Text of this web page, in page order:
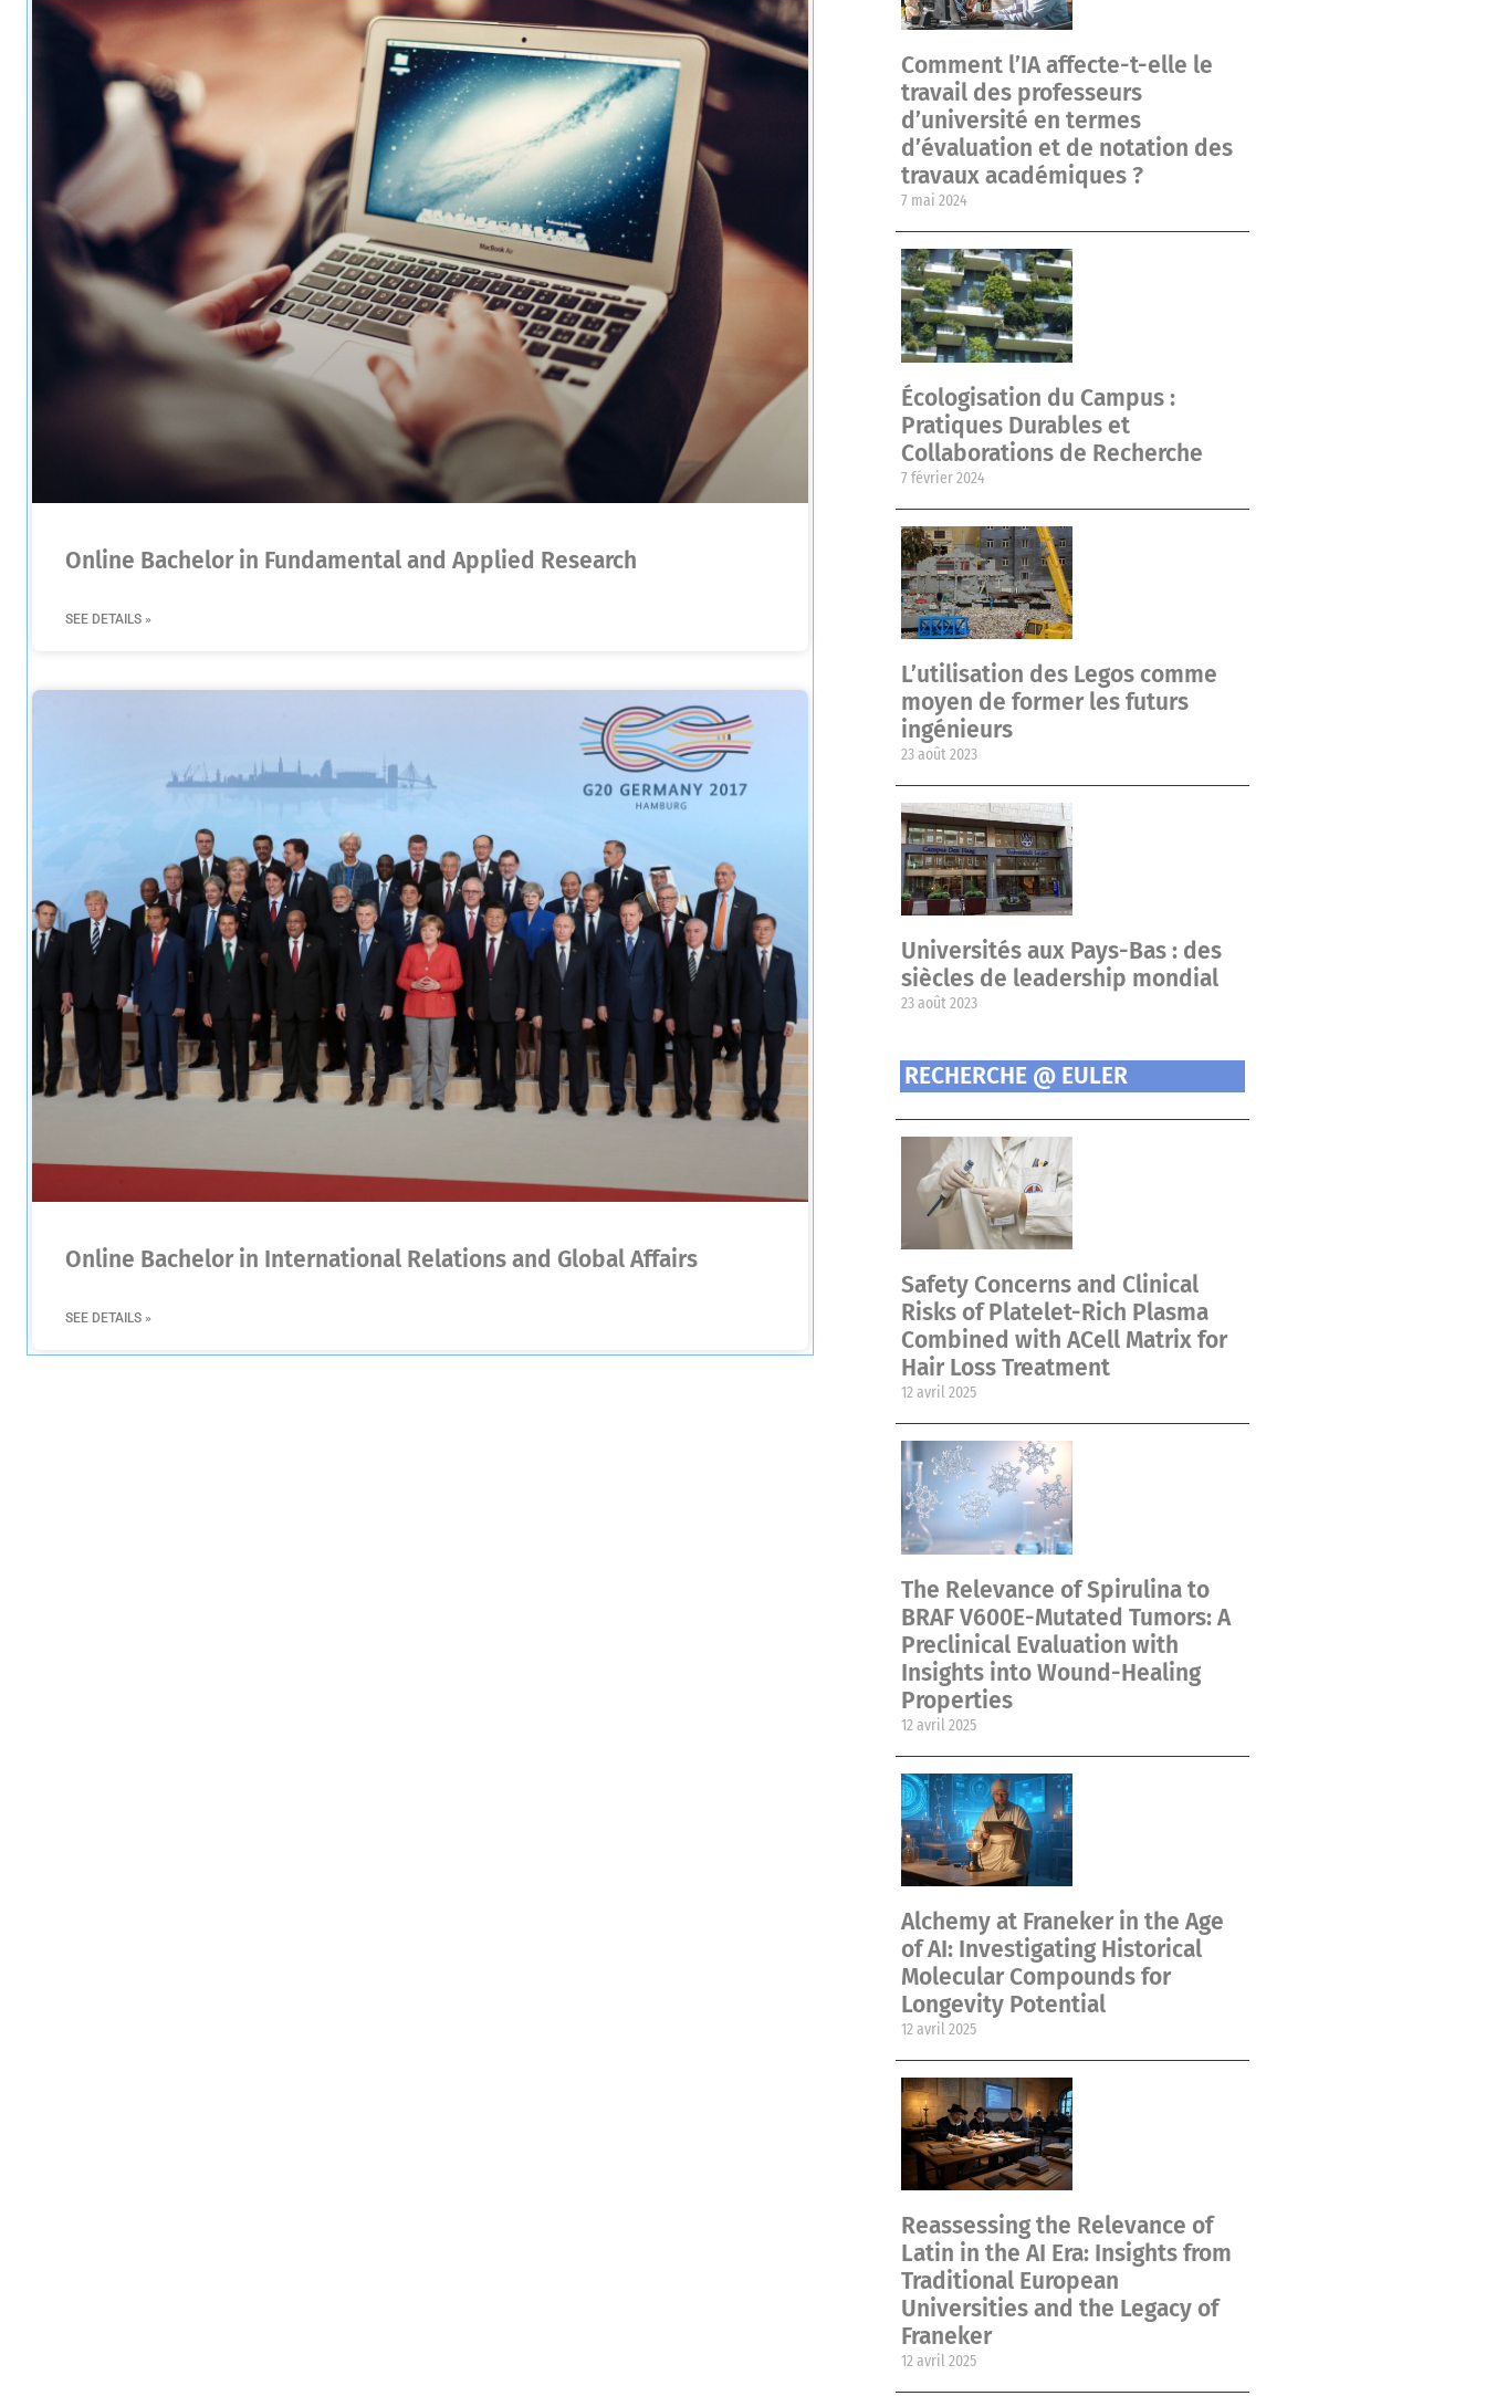
Online Bachelor in Fundamental and Applied Research
SEE DETAILS »
Online Bachelor in International Relations and Global Affairs
SEE DETAILS »
Comment l’IA affecte-t-elle le
travail des professeurs
d’université en termes
d’évaluation et de notation des
travaux académiques ?
7 mai 2024
Écologisation du Campus :
Pratiques Durables et
Collaborations de Recherche
7 février 2024
L’utilisation des Legos comme
moyen de former les futurs
ingénieurs
23 août 2023
Universités aux Pays-Bas : des
siècles de leadership mondial
23 août 2023
RECHERCHE @ EULER
Safety Concerns and Clinical
Risks of Platelet-Rich Plasma
Combined with ACell Matrix for
Hair Loss Treatment
12 avril 2025
The Relevance of Spirulina to
BRAF V600E-Mutated Tumors: A
Preclinical Evaluation with
Insights into Wound-Healing
Properties
12 avril 2025
Alchemy at Franeker in the Age
of AI: Investigating Historical
Molecular Compounds for
Longevity Potential
12 avril 2025
Reassessing the Relevance of
Latin in the AI Era: Insights from
Traditional European
Universities and the Legacy of
Franeker
12 avril 2025